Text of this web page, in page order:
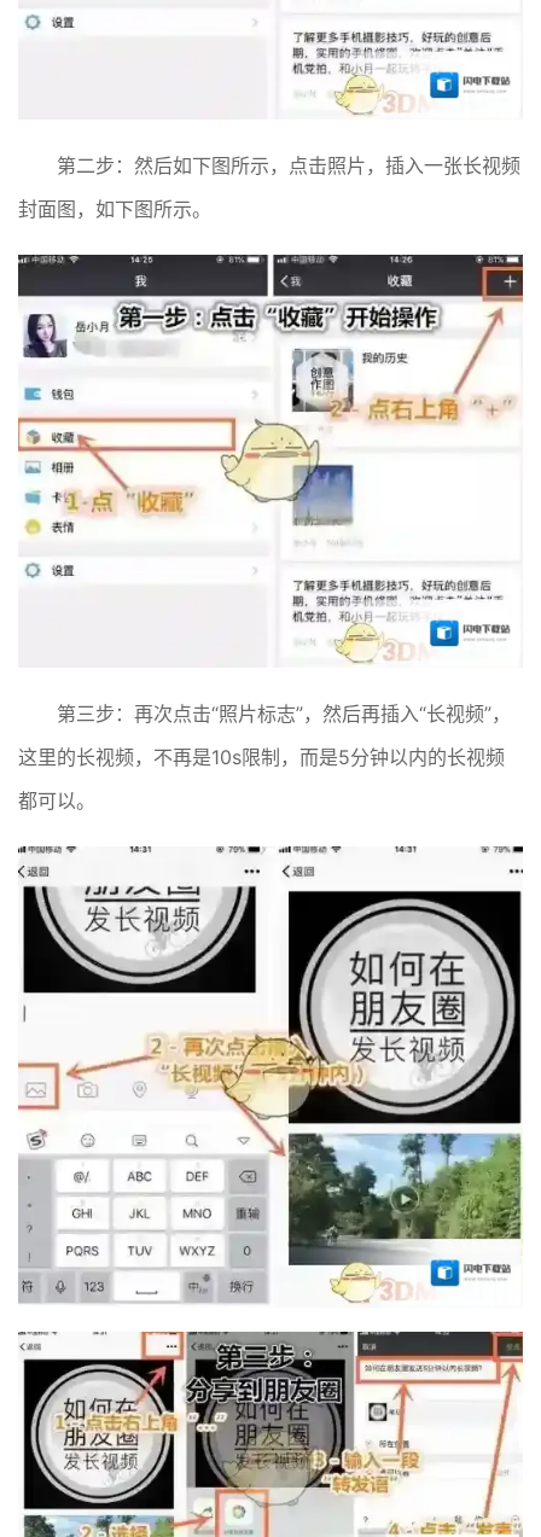
第二步：然后如下图所示，点击照片，插入一张长视频
封面图，如下图所示。
第三步：再次点击“照片标志”，然后再插入“长视频”，
这里的长视频，不再是10s限制，而是5分钟以内的长视频
都可以。